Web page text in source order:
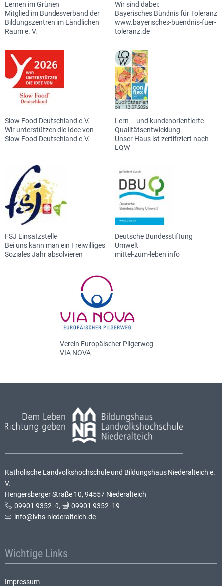
Lernen im Grünen
Mitglied im Bundesverband der
Bildungszentren im Ländlichen
Raum e. V.
Wir sind dabei:
Bayerisches Bündnis für Toleranz
www.bayerisches-buendnis-fuer-
toleranz.de
Slow Food Deutschland e.V.
Wir unterstützen die Idee von
Slow Food Deutschland e.V.
Lern – und kundenorientierte
Qualitätsentwicklung
Unser Haus ist zertifiziert nach
LQW
FSJ Einsatzstelle
Bei uns kann man ein Freiwilliges
Soziales Jahr absolvieren
Deutsche Bundesstiftung
Umwelt
mittel-zum-leben.info
Verein Europäischer Pilgerweg -
VIA NOVA
Katholische Landvolkshochschule und Bildungshaus Niederalteich e.
V.
Hengersberger Straße 10, 94557 Niederalteich
09901 9352 -0,
09901 9352 -19
info@lvhs-niederalteich.de
Wichtige Links
Impressum